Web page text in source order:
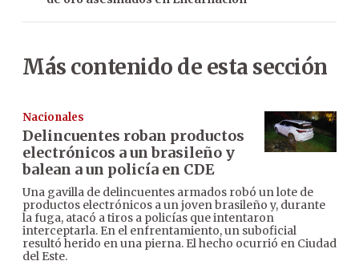
Más contenido de esta sección
Nacionales
Delincuentes roban productos
electrónicos a un brasileño y
balean a un policía en CDE
Una gavilla de delincuentes armados robó un lote de
productos electrónicos a un joven brasileño y, durante
la fuga, atacó a tiros a policías que intentaron
interceptarla. En el enfrentamiento, un suboficial
resultó herido en una pierna. El hecho ocurrió en Ciudad
del Este.